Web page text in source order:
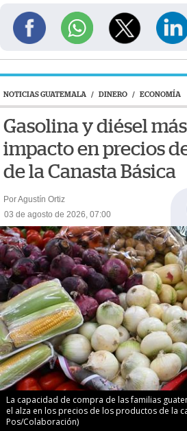
NOTICIAS GUATEMALA / DINERO / ECONOMÍA
Gasolina y diésel
impacto en precios
de la Canasta Básica
Por Agustín Ortiz
03 de agosto de 2026, 07:00
La capacidad de compra de las familias
el alza en los precios de los productos de la
Pos/Colaboración)